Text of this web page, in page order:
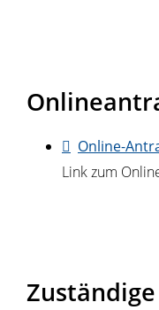
Online-
Link zum